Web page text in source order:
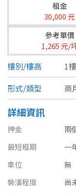
台北市
基隆市
新北市
宜蘭縣
桃園市
苗栗縣
台中市
類型(可複選)
不拘
廠辦
租金
30,000 元
參考單價
1,265 元/
樓別/樓高
1
形式/類型
商
詳細資訊
押金
兩
最短租期
一
車位
無
裝潢程度
尚